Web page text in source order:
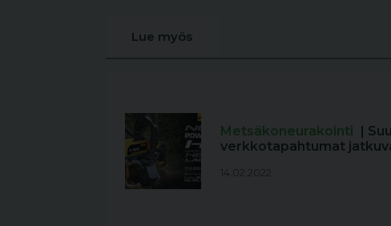
Lue myös
Metsäkoneurakointi
|
verkkotapahtumat
14.02.2022